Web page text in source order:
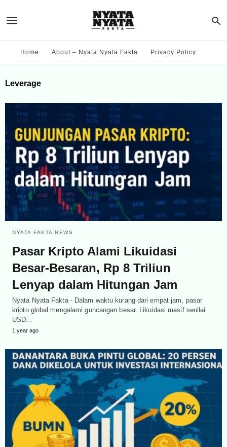
Home About – Nyata Nyata Fakta Privacy Policy
Leverage
NYATA FAKTA NEWS
Pasar Kripto Alami Likuidasi
Besar-Besaran, Rp 8 Triliun
Lenyap dalam Hitungan Jam
Nyata Nyata Fakta - Dalam waktu kurang dari empat jam, pasar
kripto global mengalami guncangan besar. Likuidasi masif senilai
USD…
1 year ago